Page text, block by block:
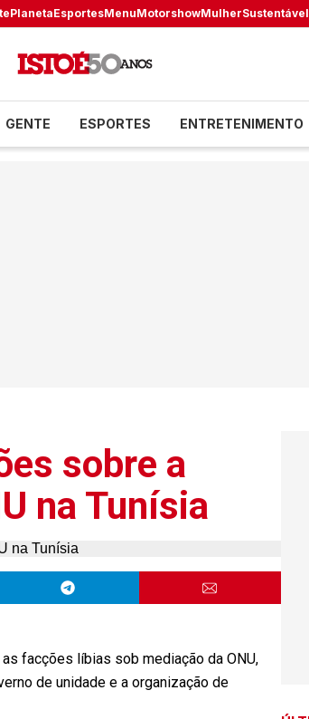
PlanetaEsportesMenuMotorshowMulherSustentável
GENTE ESPORTES ENTRETENIMENTO
sobre a
na Tunísia
facções líbias sob mediação da ONU,
de unidade e a organização de